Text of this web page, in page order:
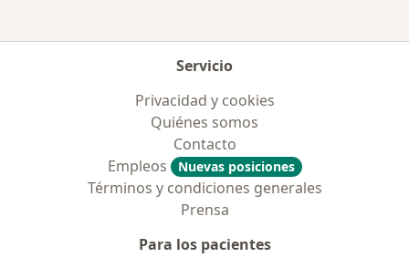
Servicio
Privacidad y cookies
Quiénes somos
Contacto
Empleos
Nuevas posiciones
Términos y condiciones generales
Prensa
Para los pacientes